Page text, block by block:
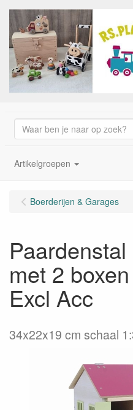
Artikelgroepen
Boerderijen & Garages
met 2
Excl Acc
34x22x19 cm schaal